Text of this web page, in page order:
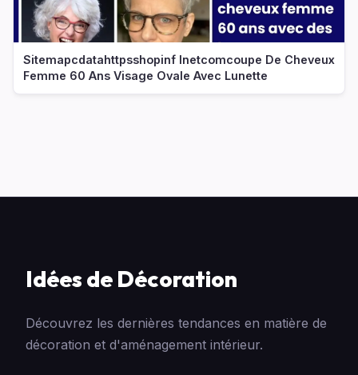
Sitemapcdatahttpsshopinf Inetcomcoupe De Cheveux
Femme 60 Ans Visage Ovale Avec Lunette
Idées de Décoration
Découvrez les dernières tendances en matière de
décoration et d'aménagement intérieur.